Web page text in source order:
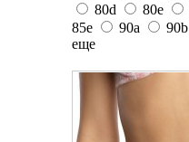
80d
80e
85e
90a 90b
еще